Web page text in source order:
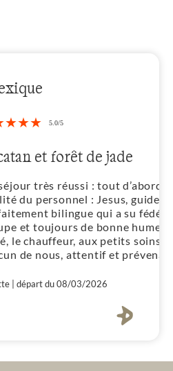
de jade
: tout d’abord, la
: Jesus, guide
qui a su fédérer le
de bonne humeur.
aux petits soins avec
et prévenant.
très bien situés et
nourriture
manquerai pas de
2026